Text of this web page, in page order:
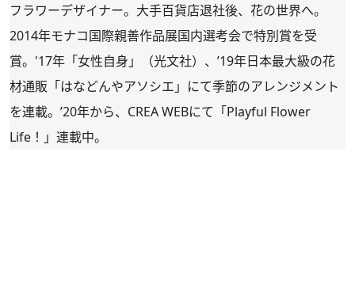
フラワーデザイナー。大手百貨店退社後、花の世界へ。
2014年モナコ国際親善作品展国内選考会で特別賞を受
賞。'17年「女性自身」（光文社）、’19年日本最大級の花
材通販「はなどんやアソシエ 」にて季節のアレンジメント
を連載。’20年から、CREA WEBにて「Playful Flower
Life！ 」連載中。